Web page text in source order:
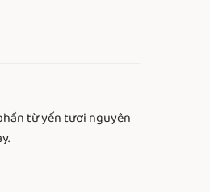
từ yến tươi nguyên